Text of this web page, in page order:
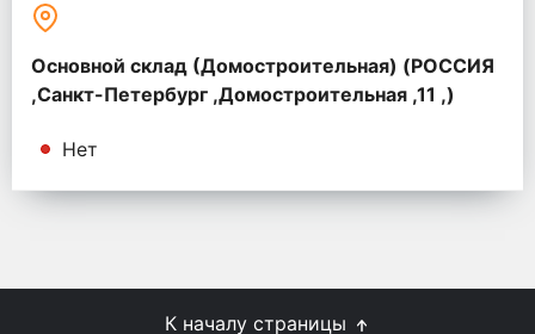
Основной склад (Домостроительная) (РОССИЯ
,Санкт-Петербург ,Домостроительная ,11 ,)
Нет
К началу страницы